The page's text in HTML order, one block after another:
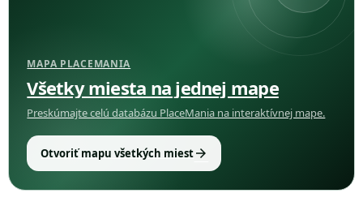
MAPA PLACEMANIA
Všetky miesta na jednej mape
Preskúmajte celú databázu PlaceMania na interaktívnej mape.
Otvoriť mapu všetkých miestarrow_forward